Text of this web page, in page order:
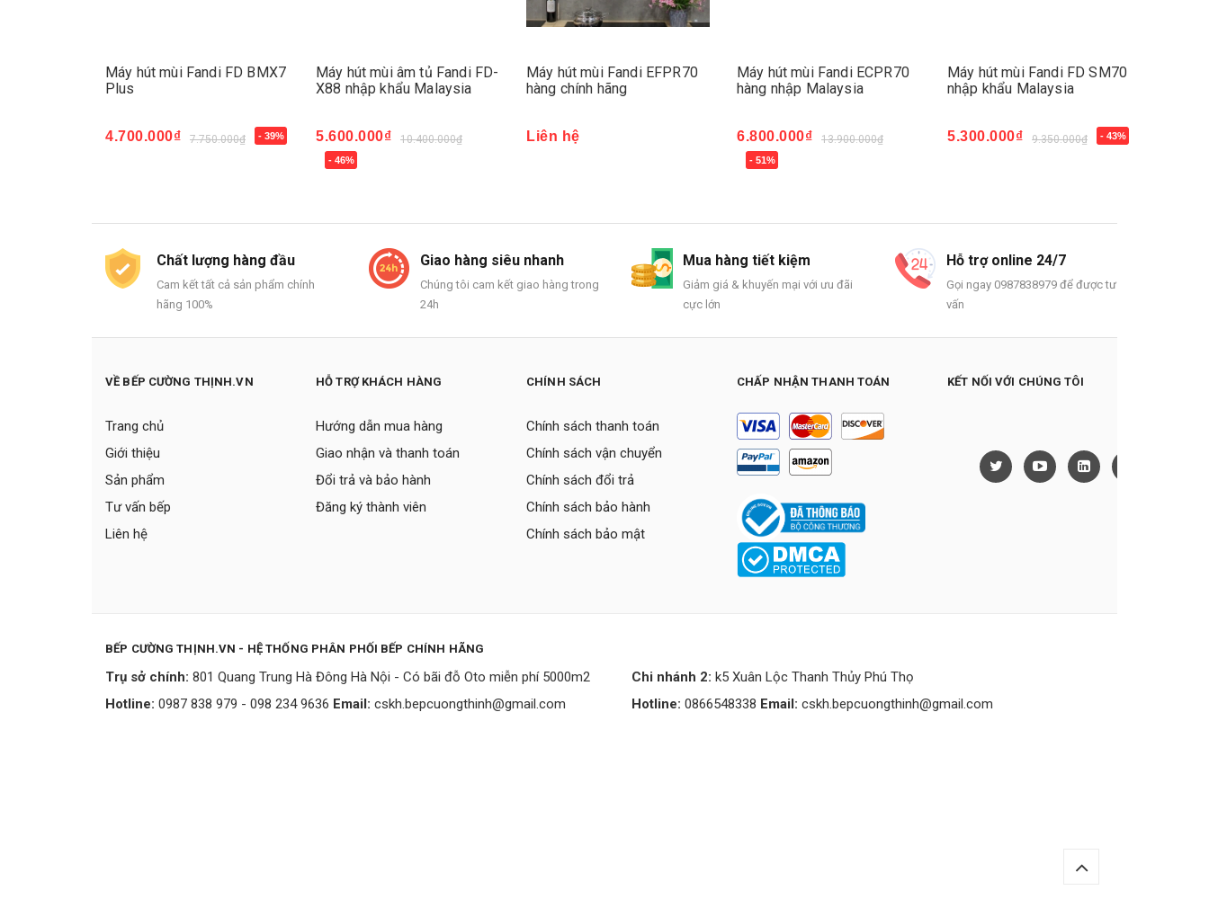
Máy hút mùi Fandi FD BMX7
4.700.000₫ 7.750.000₫ - 39%
Mua ngay
Máy hút mùi âm tủ Fandi FD-
X88 nhập khẩu Malaysia
5.600.000₫ 10.400.000₫
Mua ngay
Máy hút mùi Fandi EFPR70
hàng chính hãng
Liên hệ
Máy hút mùi Fandi ECPR70
hàng nhập Malaysia
6.800.000₫ 13.900.000₫
Mua ngay
Máy hút mùi Fandi FD SM70
nhập khẩu Malaysia
5.300.000₫ 9.350.000₫ - 43%
Mua ngay
Máy hút mùi
6.200.000₫
Chất lượng hàng đầu
Cam kết tất cả sản phẩm chính
hãng 100%
Giao hàng siêu nhanh
Chúng tôi cam kết giao hàng trong
24h
Mua hàng tiết kiệm
Giảm giá & khuyến mại với ưu đãi
cực lớn
Hỗ trợ online 24/7
Gọi ngay 0987838979 để được tư
vấn
VỀ BẾP CƯỜNG THỊNH.VN
Trang chủ
Giới thiệu
Sản phẩm
Tư vấn bếp
Liên hệ
HỖ TRỢ KHÁCH HÀNG
Hướng dẫn mua hàng
Giao nhận và thanh toán
Đổi trả và bảo hành
Đăng ký thành viên
CHÍNH SÁCH
Chính sách thanh toán
Chính sách vận chuyển
Chính sách đổi trả
Chính sách bảo hành
Chính sách bảo mật
CHẤP NHẬN THANH TOÁN KẾT NỐI VỚI CHÚNG TÔI
BẾP CƯỜNG THỊNH.VN - HỆ THỐNG PHÂN PHỐI BẾP CHÍNH HÃNG
Trụ sở chính: 801 Quang Trung Hà Đông Hà Nội - Có bãi đỗ Oto miễn phí 5000m2
Hotline: 0987 838 979 - 098 234 9636 Email: cskh.bepcuongthinh@gmail.com
Chi nhánh 2: k5 Xuân Lộc Thanh Thủy Phú Thọ
Hotline: 0866548338 Email: cskh.bepcuongthinh@gmail.com